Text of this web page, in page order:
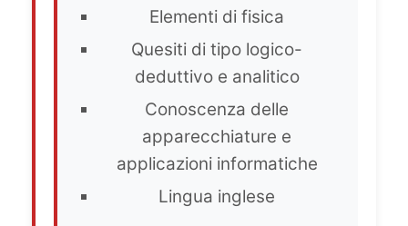
Elementi di fisica
Quesiti di tipo logico-
deduttivo e analitico
Conoscenza delle
apparecchiature e
applicazioni informatiche
Lingua inglese